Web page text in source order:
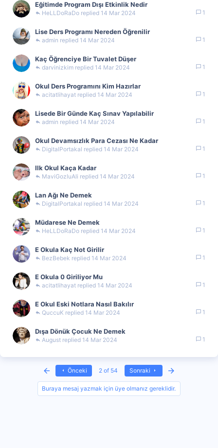
Eğitimde Program Dışı Etkinlik Nedir
1
14 Mar 2024
HeLLDoRaDo
Lise Ders Programı Nereden Öğrenilir
1
14 Mar 2024
admin
Kaç Öğrenciye Bir Tuvalet Düşer
1
14 Mar 2024
darvinizkim
Okul Ders Programını Kim Hazırlar
1
14 Mar 2024
acitatlihayat
Lisede Bir Günde Kaç Sınav Yapılabilir
1
14 Mar 2024
admin
Okul Devamsızlık Para Cezası Ne Kadar
1
14 Mar 2024
DigitalPortakal
Ilk Okul Kaça Kadar
1
14 Mar 2024
MaviGozluAli
Lan Ağı Ne Demek
1
14 Mar 2024
DigitalPortakal
Müdarese Ne Demek
1
14 Mar 2024
HeLLDoRaDo
E Okula Kaç Not Girilir
1
14 Mar 2024
BezBebek
E Okula 0 Giriliyor Mu
1
14 Mar 2024
acitatlihayat
E Okul Eski Notlara Nasıl Bakılır
1
14 Mar 2024
QuccuK
Dışa Dönük Çocuk Ne Demek
1
14 Mar 2024
August
Önceki 2 of 54 Sonraki
Buraya mesaj yazmak için üye olmanız gereklidir.